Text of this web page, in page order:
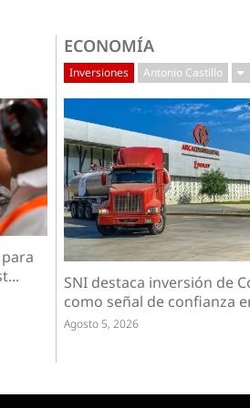
ECONOMÍA
Inversiones Antonio Castillo
SNI destaca inversión de
como señal de confianza
Agosto 5, 2026